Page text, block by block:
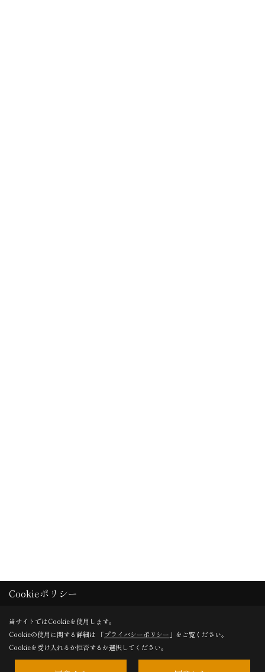
Cookieポリシー
当サイトではCookieを使用します。
Cookieの使用に関する詳細は 「プライバシーポリシー 」をご覧ください。
Cookieを受け入れるか拒否するか選択してください。